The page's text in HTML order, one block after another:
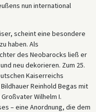
nun international
scheint eine besondere
haben. Als
des Neobarocks ließ er
neu dekorieren. Zum 25.
Kaiserreichs
Reinhold Begas mit
Wilhelm I.
– eine Anordnung, die dem